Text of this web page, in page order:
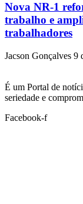
Nova NR-1
trabalho e
trabalhadores
Jacson Gonçalves 9
É um Portal de
seriedade e
Facebook-f